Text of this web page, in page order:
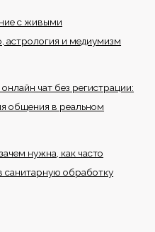
с живыми
астрология и медиумизм
чат без регистрации:
общения в реальном
нужна, как часто
санитарную обработку